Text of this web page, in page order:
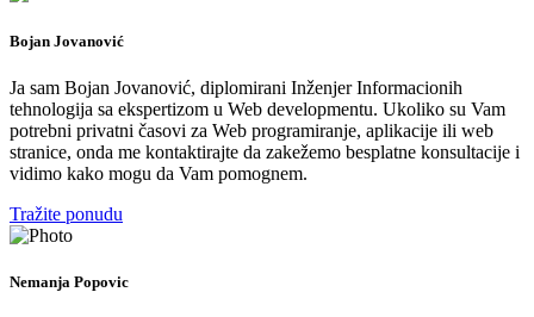
Bojan Jovanović
Ja sam Bojan Jovanović, diplomirani Inženjer Informacionih
tehnologija sa ekspertizom u Web developmentu. Ukoliko su Vam
potrebni privatni časovi za Web programiranje, aplikacije ili web
stranice, onda me kontaktirajte da zakežemo besplatne konsultacije i
vidimo kako mogu da Vam pomognem.
Tražite ponudu
Nemanja Popovic